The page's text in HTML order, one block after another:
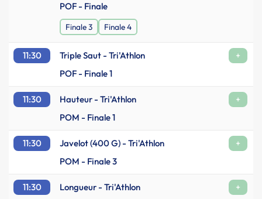
POF - Finale
Finale 3 Finale 4
11:30 Triple Saut - Tri'Athlon
+
POF - Finale 1
11:30 Hauteur - Tri'Athlon
+
POM - Finale 1
11:30 Javelot (400 G) - Tri'Athlon
+
POM - Finale 3
11:30 Longueur - Tri'Athlon
+